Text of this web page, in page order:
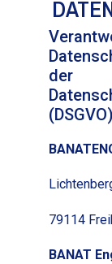
79114
BANAT